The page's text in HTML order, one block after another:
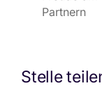
Partnern
Stelle